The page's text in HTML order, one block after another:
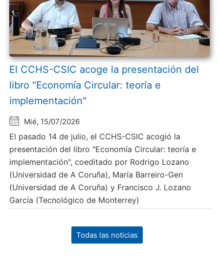
El CCHS-CSIC acoge la presentación del
libro "Economía Circular: teoría e
implementación"
Mié, 15/07/2026
El pasado 14 de julio, el CCHS-CSIC acogió la
presentación del libro "Economía Circular: teoría e
implementación", coeditado por Rodrigo Lozano
(Universidad de A Coruña), María Barreiro-Gen
(Universidad de A Coruña) y Francisco J. Lozano
García (Tecnológico de Monterrey)
Todas las noticias